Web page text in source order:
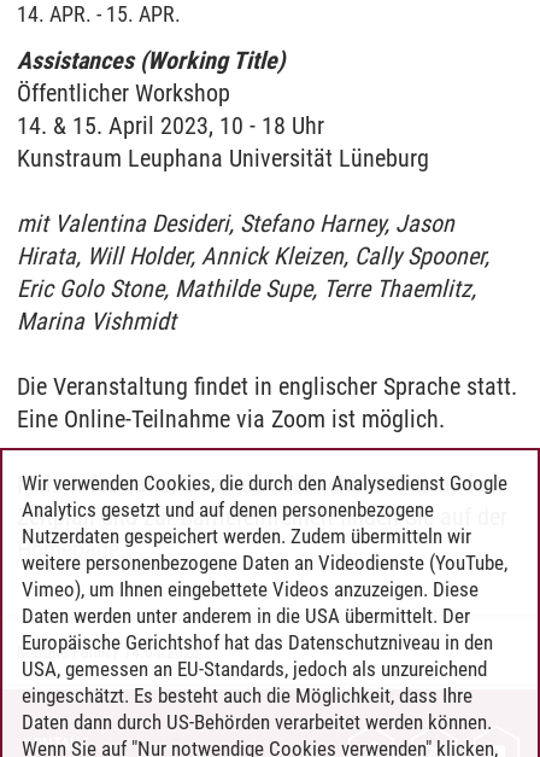
14. APR. - 15. APR.
Assistances (Working Title)
Öffentlicher Workshop
14. & 15. April 2023, 10 - 18 Uhr
Kunstraum Leuphana Universität Lüneburg
mit Valentina Desideri, Stefano Harney, Jason
Hirata, Will Holder, Annick Kleizen, Cally Spooner,
Eric Golo Stone, Mathilde Supe, Terre Thaemlitz,
Marina Vishmidt
Die Veranstaltung findet in englischer Sprache statt.
Eine Online-Teilnahme via Zoom ist möglich.
Mehr Informationen zu den Teilnehmer*innen, dem
Zeitplan und zur Barrierenfreiheit finden Sie auf der
Homepage.
Martina Faltin/ 14.04.2023
KONTAKT
Wir verwenden Cookies, die durch den Analysedienst Google
Analytics gesetzt und auf denen personenbezogene
Nutzerdaten gespeichert werden. Zudem übermitteln wir
weitere personenbezogene Daten an Videodienste (YouTube,
Vimeo), um Ihnen eingebettete Videos anzuzeigen. Diese
Daten werden unter anderem in die USA übermittelt. Der
Europäische Gerichtshof hat das Datenschutzniveau in den
USA, gemessen an EU-Standards, jedoch als unzureichend
eingeschätzt. Es besteht auch die Möglichkeit, dass Ihre
Daten dann durch US-Behörden verarbeitet werden können.
Wenn Sie auf "Nur notwendige Cookies verwenden" klicken,